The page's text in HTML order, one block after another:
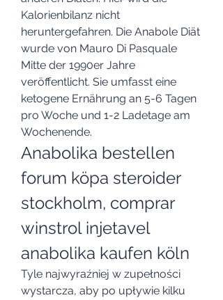
Kalorienbilanz nicht
heruntergefahren. Die Anabole Diät
wurde von Mauro Di Pasquale
Mitte der 1990er Jahre
veröffentlicht. Sie umfasst eine
ketogene Ernährung an 5-6 Tagen
pro Woche und 1-2 Ladetage am
Wochenende.
Anabolika bestellen
forum köpa steroider
stockholm, comprar
winstrol injetavel
anabolika kaufen köln
Tyle najwyraźniej w zupełności
wystarcza, aby po upływie kilku